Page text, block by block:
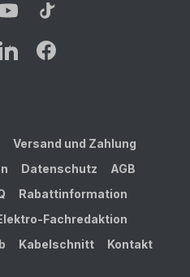
Versand und Zahlung
Datenschutz
AGB
Rabattinformation
Fachredaktion
Kabelschnitt Kontakt